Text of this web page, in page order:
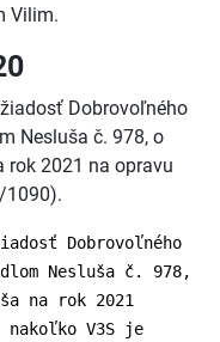
Vilim.
Dobrovoľného
Nesluša č. 978, o
rok 2021 na opravu
1090).
Dobrovoľného
Nesluša č. 978,
na rok 2021
nakoľko V3S je